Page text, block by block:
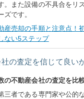
。また設備の不具合をリ
ズです。
産売却の手順と注意点！
ない5ステップ
の査定を信じて良い
の不動産会社の査定を比
三者である専門家や公的